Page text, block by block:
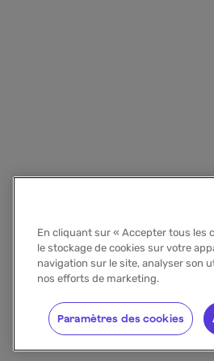
En cliquant sur « Accepter tous les
le stockage de cookies sur votre
navigation sur le site, analyser son
nos efforts de marketing.
Paramètres des cookies